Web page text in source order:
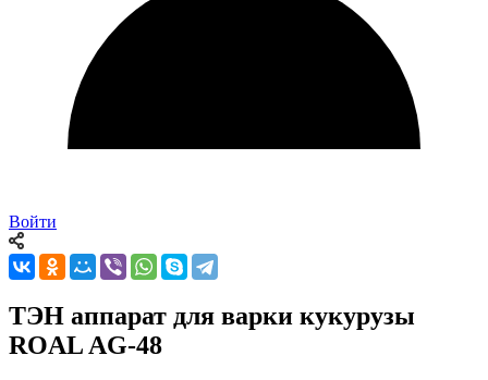
Войти
ТЭН аппарат для варки кукурузы
ROAL AG-48